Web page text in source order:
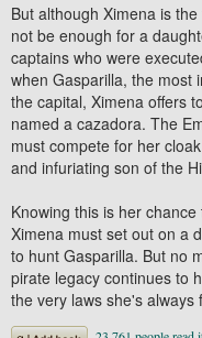
But although Ximena is
not be enough for a
captains who were
when Gasparilla, the most
the capital, Ximena offers
named a cazadora. The
must compete for her
and infuriating son of the
Knowing this is her
Ximena must set out on a
to hunt Gasparilla. But no
pirate legacy continues to
the very laws she's always